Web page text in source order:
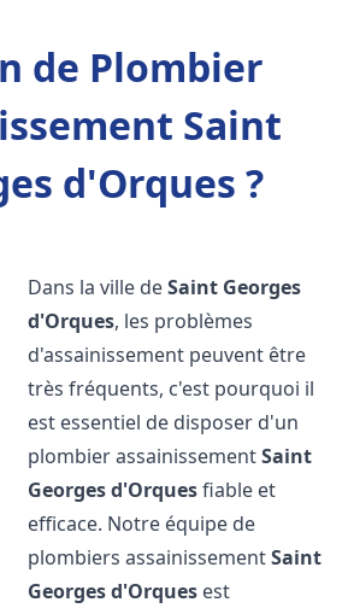
de Plombier
Saint
d'Orques ?
Dans la ville deSaint Georges
d'Orques, les problèmes
d'assainissement peuvent être
très fréquents, c'est pourquoi il
est essentiel de disposer d'un
plombier assainissementSaint
Georges d'Orquesfiable et
efficace. Notre équipe de
plombiers assainissementSaint
Georges d'Orques est